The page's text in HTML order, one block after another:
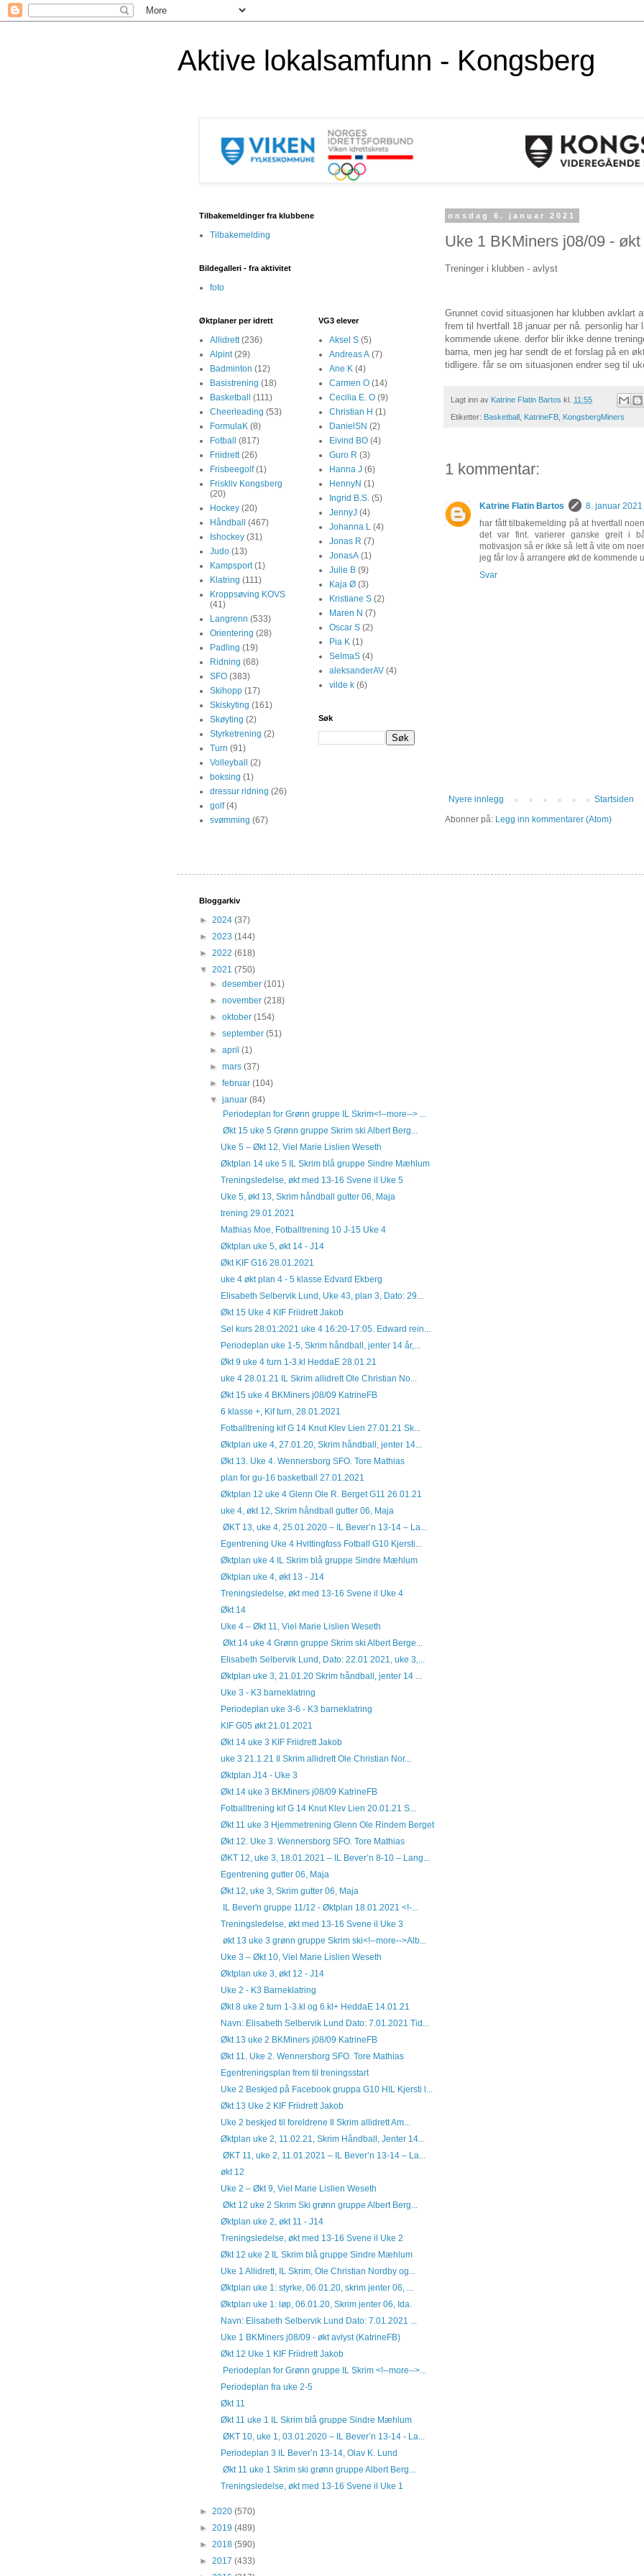
Aktive lokalsamfunn - Kongsberg
onsdag 6. januar 2021
Uke 1 BKMiners j08/09 -
Treninger i klubben - avlyst
Grunnet covid situasjonen har klubben avklart
frem til hvertfall 18 januar per nå. personlig har
kommende ukene. derfor blir ikke denne
barna, men jeg har sendt de et forslag på en
tidligere. får se om situasjonen endrer seg til
Lagt inn av Katrine Flatin Bartos kl. 11:55
Etiketter: Basketball , KatrineFB, KongsbergMiners
1 kommentar:
Katrine Flatin Bartos
8. januar 2021
har fått tilbakemelding på at hvertfall
det var fint. varierer ganske greit i
motivasjon så er ikke så lett å vite om
jeg får lov å arrangere økt de kommende
Svar
Nyere innlegg
Startsiden
Abonner på: Legg inn kommentarer (Atom)
Tilbakemeldinger fra klubbene
Tilbakemelding
Bildegalleri - fra aktivitet
foto
Øktplaner per idrett
Allidrett (236)
Alpint (29)
Badminton (12)
Basistrening (18)
Basketball
(111)
Cheerleading (53)
FormulaK (8)
Fotball
(817)
Friidrett (26)
Frisbeegolf (1)
Friskliv Kongsberg
(20)
Hockey (20)
Håndball
(467)
Ishockey (31)
Judo (13)
Kampsport (1)
Klatring (111)
Kroppsøving KOVS
(41)
Langrenn (533)
Orientering (28)
Padling (19)
Ridning (68)
SFO (383)
Skihopp (17)
Skiskyting (161)
Skøyting (2)
Styrketrening (2)
Turn (91)
Volleyball
(2)
boksing (1)
dressur ridning (26)
golf (4)
svømming (67)
VG3 elever
Aksel S (5)
Andreas A (7)
Ane K (4)
Carmen O (14)
Cecilia E. O (9)
Christian H (1)
DanielSN (2)
Eivind BO (4)
Guro R (3)
Hanna J (6)
HennyN (1)
Ingrid B.S. (5)
JennyJ (4)
Johanna L (4)
Jonas R (7)
JonasA (1)
Julie B (9)
Kaja Ø (3)
Kristiane S (2)
Maren N (7)
Oscar S (2)
Pia K (1)
SelmaS (4)
aleksanderAV (4)
vilde k (6)
Søk
Bloggarkiv
► 2024 (37)
► 2023 (144)
► 2022 (618)
▼ 2021 (750)
►desember(101)
►november(218)
►oktober(154)
►september(51)
►april(1)
►mars(37)
►februar(104)
▼januar(84)
Periodeplan for Grønn gruppe IL Skrim<!--more--> ...
Økt 15 uke 5 Grønn gruppe Skrim ski Albert Berg...
Uke 5 – Økt 12, Viel Marie Lislien Weseth
Øktplan 14 uke 5 IL Skrim blå gruppe Sindre Mæhlum
Treningsledelse, økt med 13-16 Svene il Uke 5
Uke 5, økt 13, Skrim håndball gutter 06, Maja
trening 29.01.2021
Mathias Moe, Fotballtrening 10 J-15 Uke 4
Øktplan uke 5, økt 14 - J14
Økt KIF G16 28.01.2021
uke 4 økt plan 4 - 5 klasse Edvard Ekberg
Elisabeth Selbervik Lund, Uke 43, plan 3, Dato: 29...
Økt 15 Uke 4 KIF Friidrett Jakob
Sel kurs 28:01:2021 uke 4 16:20-17:05. Edward rein...
Periodeplan uke 1-5, Skrim håndball, jenter 14 år,...
Økt 9 uke 4 turn 1-3.kl HeddaE 28.01.21
uke 4 28.01.21 IL Skrim allidrett Ole Christian No...
Økt 15 uke 4 BKMiners j08/09 KatrineFB
6 klasse +, Kif turn, 28.01.2021
Fotballtrening kif G 14 Knut Klev Lien 27.01.21 Sk...
Øktplan uke 4, 27.01.20, Skrim håndball, jenter 14...
Økt 13. Uke 4. Wennersborg SFO. Tore Mathias
plan for gu-16 basketball 27.01.2021
Øktplan 12 uke 4 Glenn Ole R. Berget G11 26.01.21
uke 4, økt 12, Skrim håndball gutter 06, Maja
ØKT 13, uke 4, 25.01.2020 – IL Bever’n 13-14 – La...
Egentrening Uke 4 Hvittingfoss Fotball G10 Kjersti...
Øktplan uke 4 IL Skrim blå gruppe Sindre Mæhlum
Øktplan uke 4, økt 13 - J14
Treningsledelse, økt med 13-16 Svene il Uke 4
Økt 14
Uke 4 – Økt 11, Viel Marie Lislien Weseth
Økt 14 uke 4 Grønn gruppe Skrim ski Albert Berge...
Elisabeth Selbervik Lund, Dato: 22.01 2021, uke 3,...
Øktplan uke 3, 21.01.20 Skrim håndball, jenter 14 ...
Uke 3 - K3 barneklatring
Periodeplan uke 3-6 - K3 barneklatring
KIF G05 økt 21.01.2021
Økt 14 uke 3 KIF Friidrett Jakob
uke 3 21.1.21 Il Skrim allidrett Ole Christian Nor...
Øktplan J14 - Uke 3
Økt 14 uke 3 BKMiners j08/09 KatrineFB
Fotballtrening kif G 14 Knut Klev Lien 20.01.21 S...
Økt 11 uke 3 Hjemmetrening Glenn Ole Rindem Berget
Økt 12. Uke 3. Wennersborg SFO. Tore Mathias
ØKT 12, uke 3, 18.01.2021 – IL Bever’n 8-10 – Lang...
Egentrening gutter 06, Maja
Økt 12, uke 3, Skrim gutter 06, Maja
IL Bever'n gruppe 11/12 - Øktplan 18.01.2021 <!-...
Treningsledelse, økt med 13-16 Svene il Uke 3
økt 13 uke 3 grønn gruppe Skrim ski<!--more-->Alb...
Uke 3 – Økt 10, Viel Marie Lislien Weseth
Øktplan uke 3, økt 12 - J14
Uke 2 - K3 Barneklatring
Økt 8 uke 2 turn 1-3.kl og 6.kl+ HeddaE 14.01.21
Navn: Elisabeth Selbervik Lund Dato: 7.01.2021 Tid...
Økt 13 uke 2 BKMiners j08/09 KatrineFB
Økt 11. Uke 2. Wennersborg SFO. Tore Mathias
Egentreningsplan frem til treningsstart
Uke 2 Beskjed på Facebook gruppa G10 HIL Kjersti l...
Økt 13 Uke 2 KIF Friidrett Jakob
Uke 2 beskjed til foreldrene Il Skrim allidrett Am...
Øktplan uke 2, 11.02.21, Skrim Håndball, Jenter 14...
ØKT 11, uke 2, 11.01.2021 – IL Bever’n 13-14 – La...
økt 12
Uke 2 – Økt 9, Viel Marie Lislien Weseth
Økt 12 uke 2 Skrim Ski grønn gruppe Albert Berg...
Øktplan uke 2, økt 11 - J14
Treningsledelse, økt med 13-16 Svene il Uke 2
Økt 12 uke 2 IL Skrim blå gruppe Sindre Mæhlum
Uke 1 Allidrett, IL Skrim, Ole Christian Nordby og...
Øktplan uke 1: styrke, 06.01.20, skrim jenter 06, ...
Øktplan uke 1: løp, 06.01.20, Skrim jenter 06, Ida.
Navn: Elisabeth Selbervik Lund Dato: 7.01.2021 ...
Uke 1 BKMiners j08/09 - økt avlyst (KatrineFB)
Økt 12 Uke 1 KIF Friidrett Jakob
Periodeplan for Grønn gruppe IL Skrim <!--more-->...
Periodeplan fra uke 2-5
Økt 11
Økt 11 uke 1 IL Skrim blå gruppe Sindre Mæhlum
ØKT 10, uke 1, 03.01.2020 – IL Bever’n 13-14 - La...
Periodeplan 3 IL Bever’n 13-14, Olav K. Lund
Økt 11 uke 1 Skrim ski grønn gruppe Albert Berg...
Treningsledelse, økt med 13-16 Svene il Uke 1
► 2020 (570)
► 2019 (489)
► 2018 (590)
► 2017 (433)